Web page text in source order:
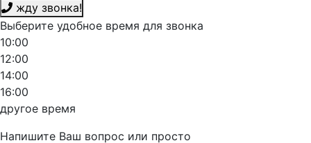
жду звонка!
Выберите удобное время для звонка
10:00
12:00
14:00
16:00
другое время
Напишите Ваш вопрос или просто